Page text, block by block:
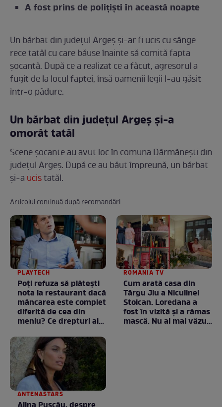
A fost prins de polițiști în această noapte
Un bărbat din județul Argeș și-ar fi ucis cu sânge
rece tatăl cu care băuse înainte să comită fapta
șocantă. După ce a realizat ce a făcut, agresorul a
fugit de la locul faptei, însă oamenii legii l-au găsit
într-o pădure.
Un bărbat din județul Argeș și-a
omorât tatăl
Scene șocante au avut loc în comuna Dârmăneşti din
județul Argeș. După ce au băut împreună, un bărbat
și-a ucistatăl.
Articolul continuă după recomandări
PLAYTECH
Poți refuza să plătești
nota la restaurant dacă
mâncarea este complet
diferită de cea din
meniu? Ce drepturi ai
ROMANIA TV
Cum arată casa din
Târgu Jiu a Niculinei
Stoican. Loredana a
fost în vizită și a rămas
mască. Nu ai mai văzut
ANTENASTARS